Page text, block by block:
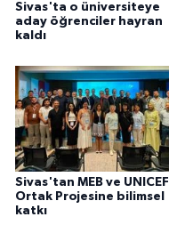
Sivas'ta o üniversiteye
aday öğrenciler hayran
kaldı
Sivas'tan MEB ve UNICEF
Ortak Projesine bilimsel
katkı